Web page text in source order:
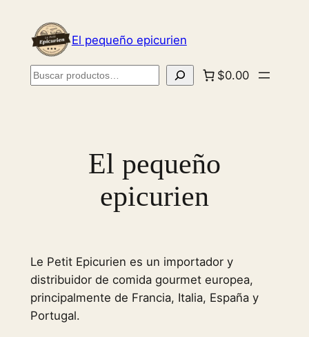
contenido
El pequeño epicurien
Buscar $0.00
El pequeño
epicurien
Le Petit Epicurien es un importador y
distribuidor de comida gourmet europea,
principalmente de Francia, Italia, España y
Portugal.